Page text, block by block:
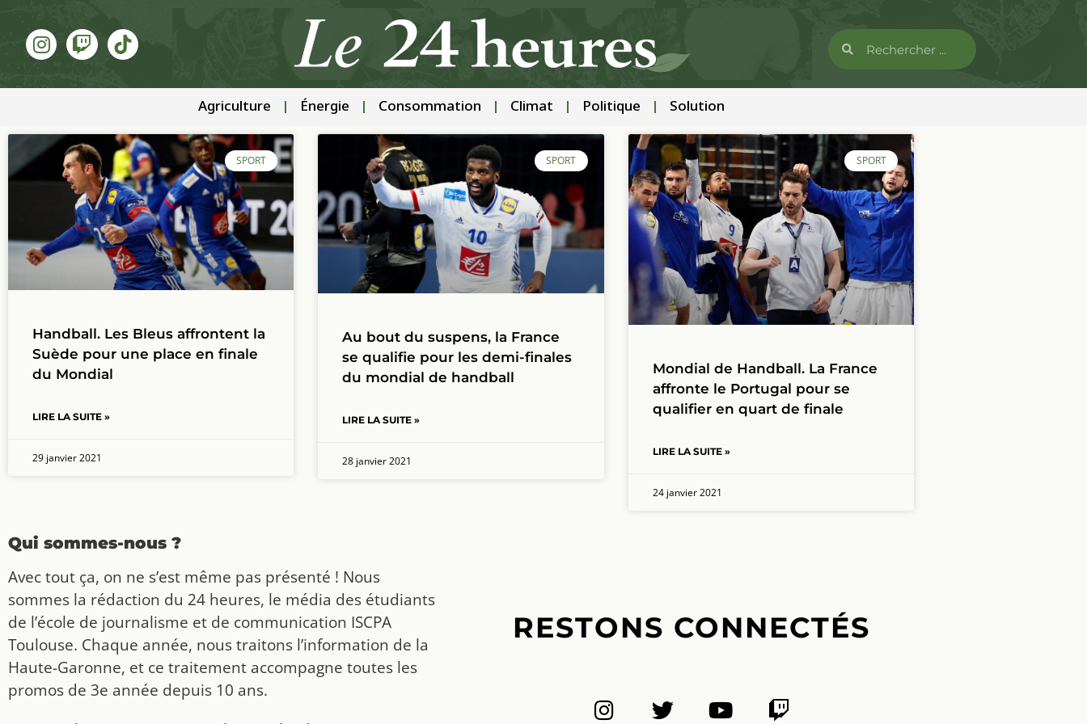
Agriculture Énergie Consommation Climat Politique Solution
SPORT
Handball. Les Bleus affrontent la
Suède pour une place en finale
du Mondial
LIRE LA SUITE »
29 janvier 2021
SPORT
Au bout du suspens, la France
se qualifie pour les demi-finales
du mondial de handball
LIRE LA SUITE »
28 janvier 2021
SPORT
Mondial de Handball. La France
affronte le Portugal pour se
qualifier en quart de finale
LIRE LA SUITE »
24 janvier 2021
Qui sommes-nous ?
Avec tout ça, on ne s’est même pas présenté ! Nous
sommes la rédaction du 24 heures, le média des étudiants
de l’école de journalisme et de communication ISCPA
Toulouse. Chaque année, nous traitons l’information de la
Haute-Garonne, et ce traitement accompagne toutes les
promos de 3e année depuis 10 ans.
RESTONS CONNECTÉS